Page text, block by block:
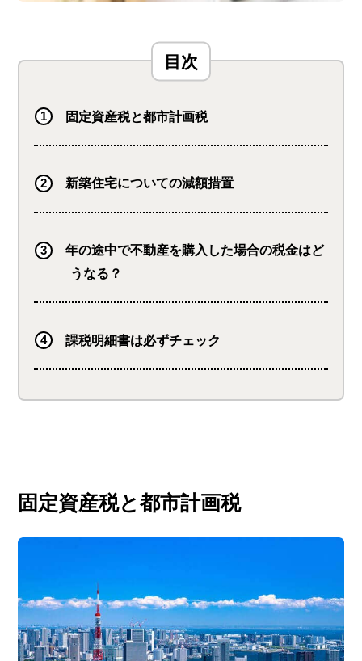
固定資産税と都市計画税
新築住宅についての減額措置
年の途中で不動産を購入した場合の税金はど
うなる？
課税明細書は必ずチェック
固定資産税と都市計画税